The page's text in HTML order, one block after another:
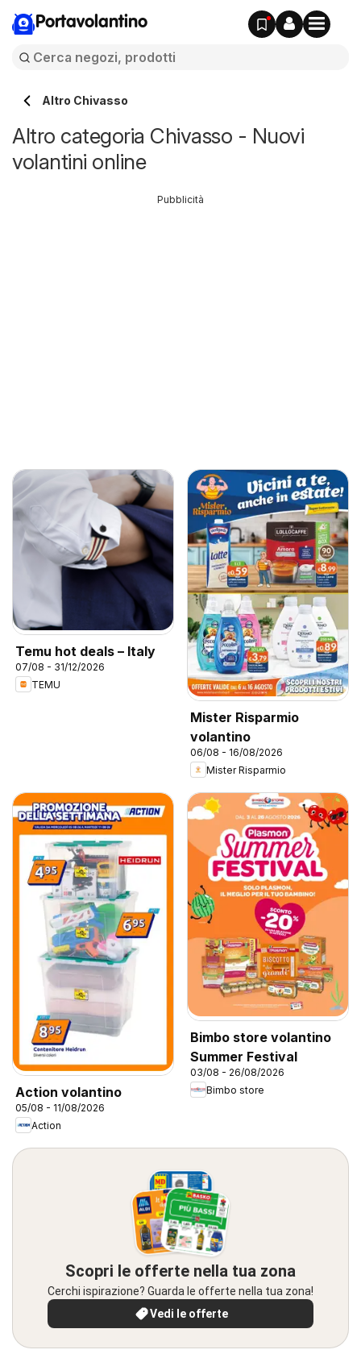
Portavolantino
Altro Chivasso
Altro categoria Chivasso - Nuovi
volantini online
Temu hot deals – Italy
07/08 - 31/12/2026
TEMU
Mister Risparmio
volantino
06/08 - 16/08/2026
Mister Risparmio
Pubblicità
Action volantino
05/08 - 11/08/2026
Action
Bimbo store volantino
Summer Festival
03/08 - 26/08/2026
Bimbo store
Scopri le offerte nella tua zona
Cerchi ispirazione? Guarda le offerte nella tua zona!
Vedi le offerte